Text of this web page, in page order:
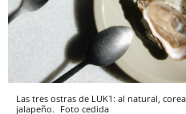
Las tres ostras de LUK1: al natural,
jalapeño. Foto cedida